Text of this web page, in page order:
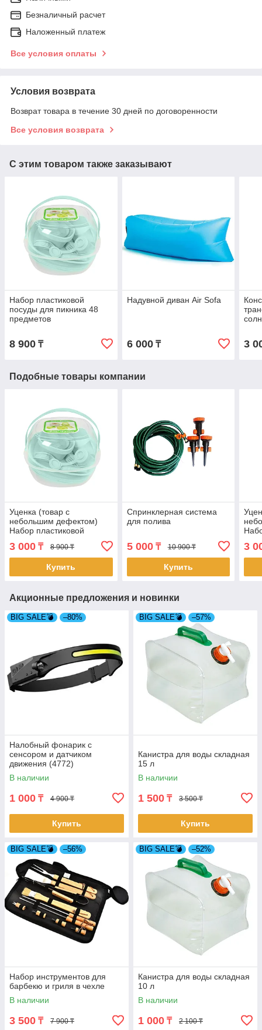
Безналичный расчет
Наложенный платеж
Все условия оплаты
Условия возврата
Возврат товара в течение 30 дней по договоренности
Все условия возврата
С этим товаром также заказывают
Набор пластиковой
посуды для пикника 48
предметов
8 900 ₸
Надувной диван Air Sofa
6 000₸ 3
Подобные товары компании
Уценка (товар с
небольшим дефектом)
Набор пластиковой
посуды для пикника 48
предметов (4258/2)
3 000 ₸ 8 900 ₸
Купить
Спринклерная система
для полива
5 000₸ 10 900 ₸
Купить
3
Акционные предложения и новинки
BIG SALE💣 –80%
Налобный фонарик с
сенсором и датчиком
движения (4772)
В наличии
1 000 ₸ 4 900 ₸
Купить
BIG SALE💣 –57%
Канистра для воды складная
15 л
В наличии
1 500 ₸ 3 500 ₸
Купить
BIG SALE💣 –56%
Набор инструментов для
барбекю и гриля в чехле
В наличии
3 500 ₸ 7 900 ₸
BIG SALE💣 –52%
Канистра для воды складная
10 л
В наличии
1 000 ₸ 2 100 ₸